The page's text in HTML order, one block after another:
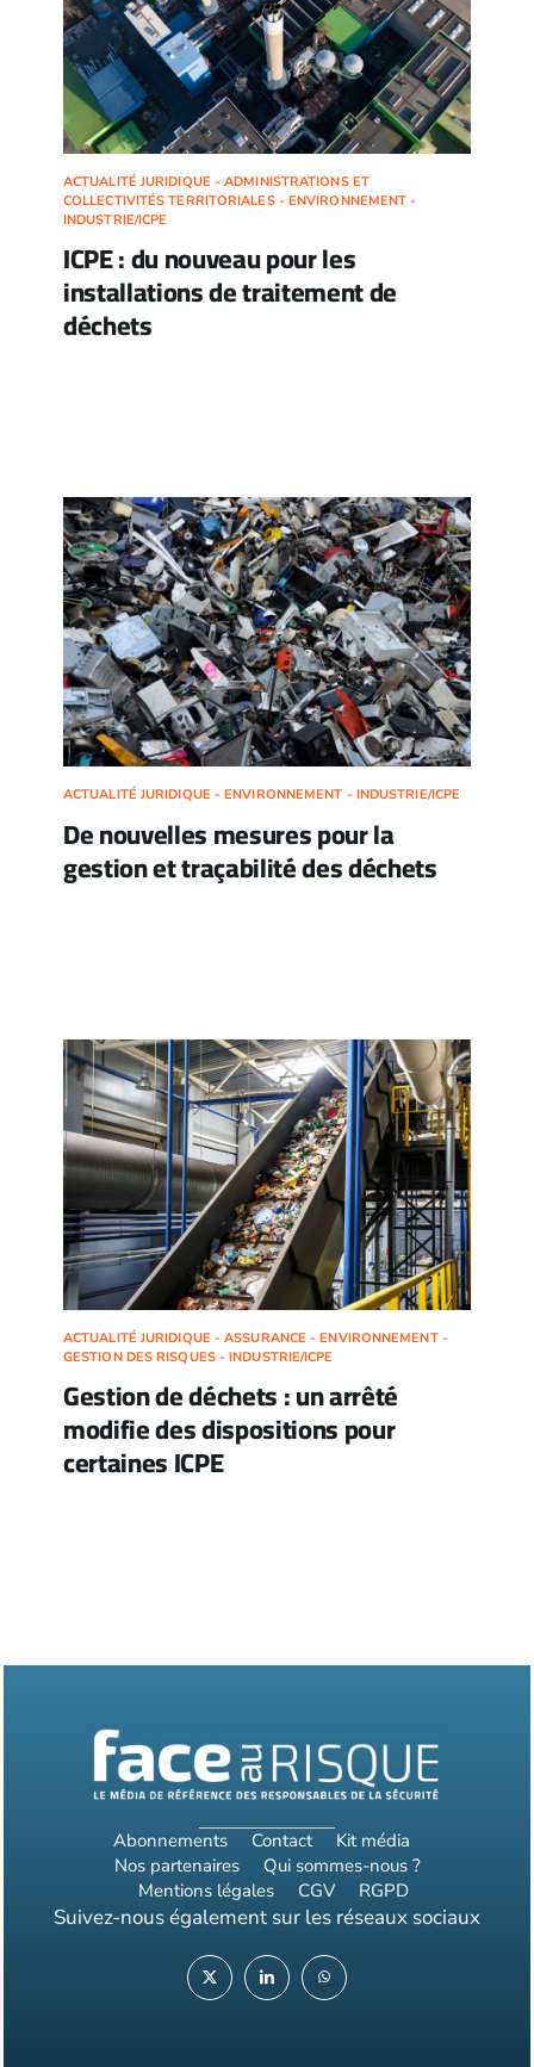
ACTUALITÉ JURIDIQUE - ADMINISTRATIONS ET
COLLECTIVITÉS TERRITORIALES - ENVIRONNEMENT -
INDUSTRIE/ICPE
ICPE : du nouveau pour les
installations de traitement de
déchets
ACTUALITÉ JURIDIQUE - ENVIRONNEMENT - INDUSTRIE/ICPE
De nouvelles mesures pour la
gestion et traçabilité des déchets
ACTUALITÉ JURIDIQUE - ASSURANCE - ENVIRONNEMENT -
GESTION DES RISQUES - INDUSTRIE/ICPE
Gestion de déchets : un arrêté
modifie des dispositions pour
certaines ICPE
Abonnements Contact
Kit média
Nos partenaires
Qui sommes-nous ?
Mentions légales
CGV RGPD
Suivez-nous également sur les réseaux sociaux